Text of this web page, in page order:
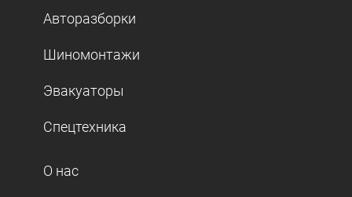
Авторазборки
Шиномонтажи
Эвакуаторы
Спецтехника
О нас